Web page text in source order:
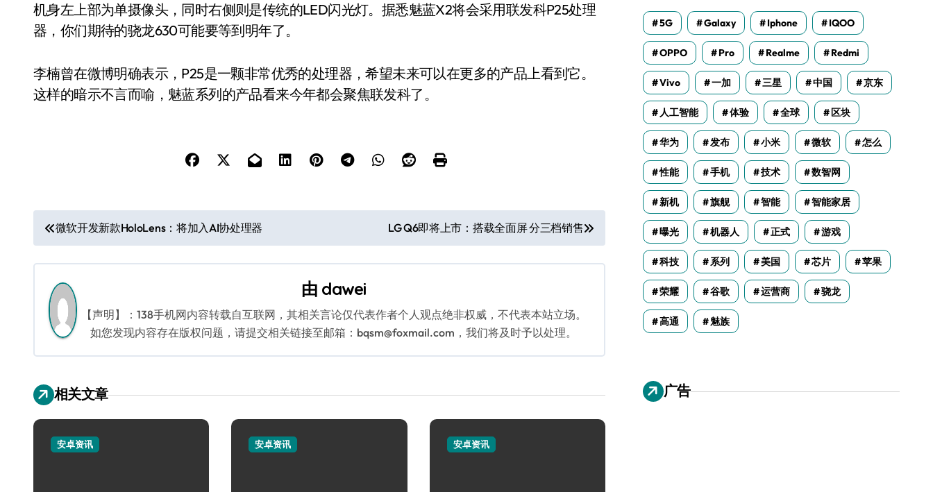
机身左上部为单摄像头，同时右侧则是传统的LED闪光灯。据悉魅蓝X2将会采用联发科P25处理
器，你们期待的骁龙630可能要等到明年了。
李楠曾在微博明确表示，P25是一颗非常优秀的处理器，希望未来可以在更多的产品上看到它。
这样的暗示不言而喻，魅蓝系列的产品看来今年都会聚焦联发科了。
文
章
导
航
微软开发新款HoloLens：将加入AI协处理器 LG Q6即将上市：搭载全面屏 分三档销售
由 dawei
【声明】：138手机网内容转载自互联网，其相关言论仅代表作者个人观点绝非权威，不代表本站立场。
如您发现内容存在版权问题，请提交相关链接至邮箱：bqsm@foxmail.com，我们将及时予以处理。
相关文章
安卓资讯 安卓资讯 安卓资讯
5G Galaxy Iphone IQOO
OPPO Pro Realme Redmi
Vivo 一加 三星 中国 京东
人工智能 体验 全球 区块
华为 发布 小米 微软 怎么
性能 手机 技术 数智网
新机 旗舰 智能 智能家居
曝光 机器人 正式 游戏
科技 系列 美国 芯片 苹果
荣耀 谷歌 运营商 骁龙
高通 魅族
广告